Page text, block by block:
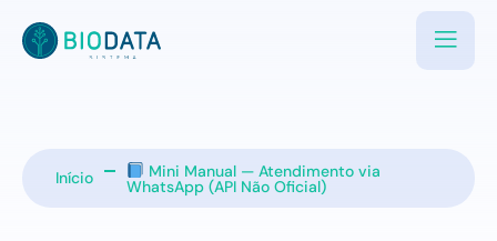
Início Mini Manual — Atendimento via
WhatsApp (API Não Oficial)